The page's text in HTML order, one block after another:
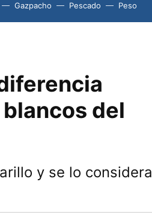
Gazpacho Pescado Peso
del
y se lo considera